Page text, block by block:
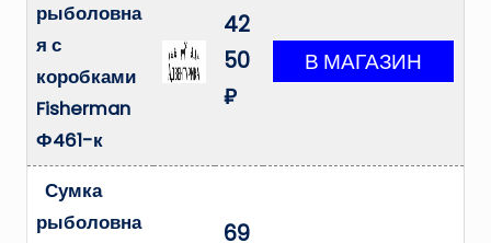
рыболовна
я с
коробками
Fisherman
Ф461-к
42
50
₽
Сумка
рыболовна
69